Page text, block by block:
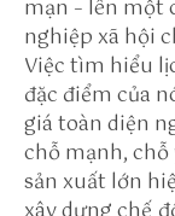
/s
u
n
w
in
to
/a
mạn – lên một
nghiệp xã hội
Việc tìm hiểu
đặc điểm của
giá toàn diện
chỗ mạnh,
sản xuất lớn